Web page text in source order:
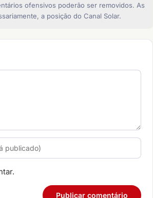
ofensivos poderão ser removidos. As
a posição do Canal Solar.